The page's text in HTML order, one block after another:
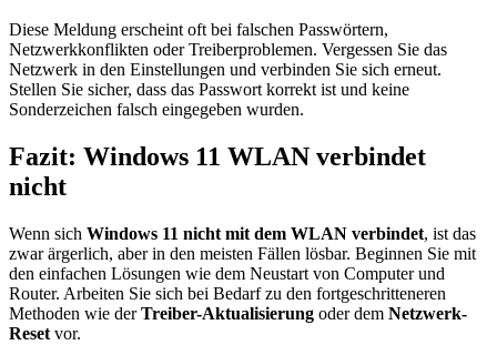
Diese Meldung erscheint oft bei falschen Passwörtern,
Netzwerkkonflikten oder Treiberproblemen. Vergessen Sie das
Netzwerk in den Einstellungen und verbinden Sie sich erneut.
Stellen Sie sicher, dass das Passwort korrekt ist und keine
Sonderzeichen falsch eingegeben wurden.
Fazit: Windows 11 WLAN verbindet
nicht
Wenn sich Windows 11 nicht mit dem WLAN verbindet, ist das
zwar ärgerlich, aber in den meisten Fällen lösbar. Beginnen Sie mit
den einfachen Lösungen wie dem Neustart von Computer und
Router. Arbeiten Sie sich bei Bedarf zu den fortgeschritteneren
Methoden wie derTreiber-Aktualisierung oder dem Netzwerk-
Reset vor.